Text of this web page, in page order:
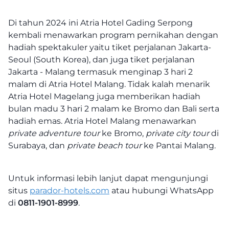
Di tahun 2024 ini Atria Hotel Gading Serpong
kembali menawarkan program pernikahan dengan
hadiah spektakuler yaitu tiket perjalanan Jakarta-
Seoul (South Korea), dan juga tiket perjalanan
Jakarta - Malang termasuk menginap 3 hari 2
malam di Atria Hotel Malang. Tidak kalah menarik
Atria Hotel Magelang juga memberikan hadiah
bulan madu 3 hari 2 malam ke Bromo dan Bali serta
hadiah emas. Atria Hotel Malang menawarkan
private adventure tourke Bromo, private city tourdi
Surabaya, dan private beach tourke Pantai Malang.
Untuk informasi lebih lanjut dapat mengunjungi
situs parador-hotels.com atau hubungi WhatsApp
di 0811-1901-8999.